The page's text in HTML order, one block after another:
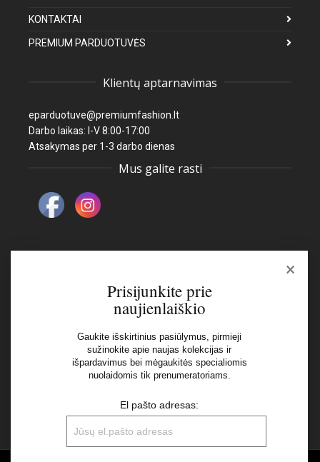
KONTAKTAI
PREMIUM PARDUOTUVĖS
Klientų aptarnavimas
eparduotuve@premiumfashion.lt
Darbo laikas: I-V 8:00-17:00
Atsakymas per 1-3 darbo dienas
Mus galite rasti
Naujienlaiškis
Aš perskaičiau ir sutinku su Privatumo Politikos
×
Prisijunkite prie
naujienlaiškio
Gaukite išskirtinius pasiūlymus, pirmieji
sužinokite apie naujas kolekcijas ir
išpardavimus bei mėgaukitės specialiomis
nuolaidomis tik prenumeratoriams.
El pašto adresas: